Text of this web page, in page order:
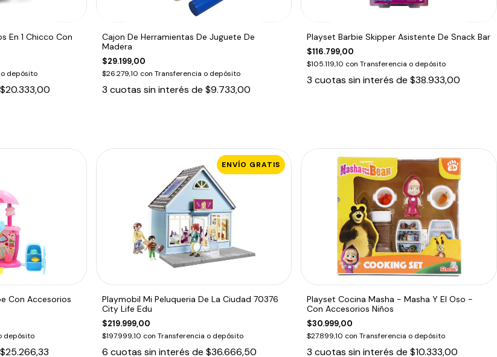
En 1 Chicco Con
depósito
$20.333,00
Cajon De Herramientas De Juguete De
Madera
$29.199,00
$26.279,10 con Transferencia o depósito
3 cuotas sin interés de $9.733,00
Playset Barbie Skipper Asistente De Snack Bar
$116.799,00
$105.119,10 con Transferencia o depósito
3 cuotas sin interés de$38.933,00
Con Accesorios
depósito
$25.266,33
ENVÍO GRATIS
Playmobil Mi Peluqueria De La Ciudad 70376
City Life Edu
$219.999,00
$197.999,10 con Transferencia o depósito
6 cuotas sin interés de $36.666,50
Playset Cocina Masha - Masha Y El Oso -
Con Accesorios Niños
$30.999,00
$27.899,10 con Transferencia o depósito
3 cuotas sin interés de$10.333,00